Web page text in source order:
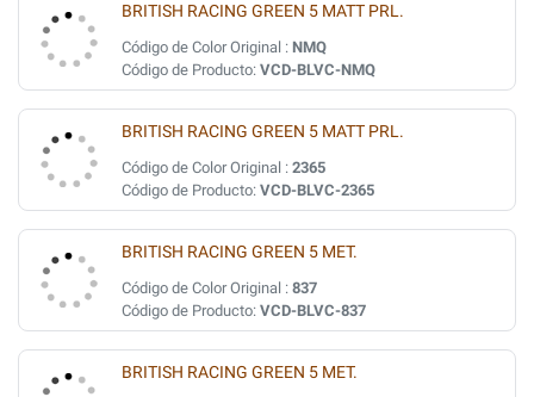
BRITISH RACING GREEN 5 MATT PRL.
Código de Color Original : NMQ
Código de Producto: VCD-BLVC-NMQ
BRITISH RACING GREEN 5 MATT PRL.
Código de Color Original : 2365
Código de Producto: VCD-BLVC-2365
BRITISH RACING GREEN 5 MET.
Código de Color Original : 837
Código de Producto: VCD-BLVC-837
BRITISH RACING GREEN 5 MET.